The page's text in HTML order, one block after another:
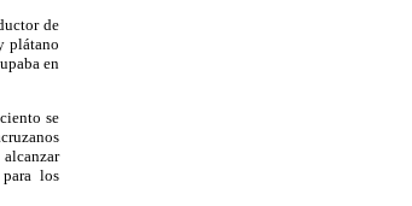
de
plátano
en
se
los